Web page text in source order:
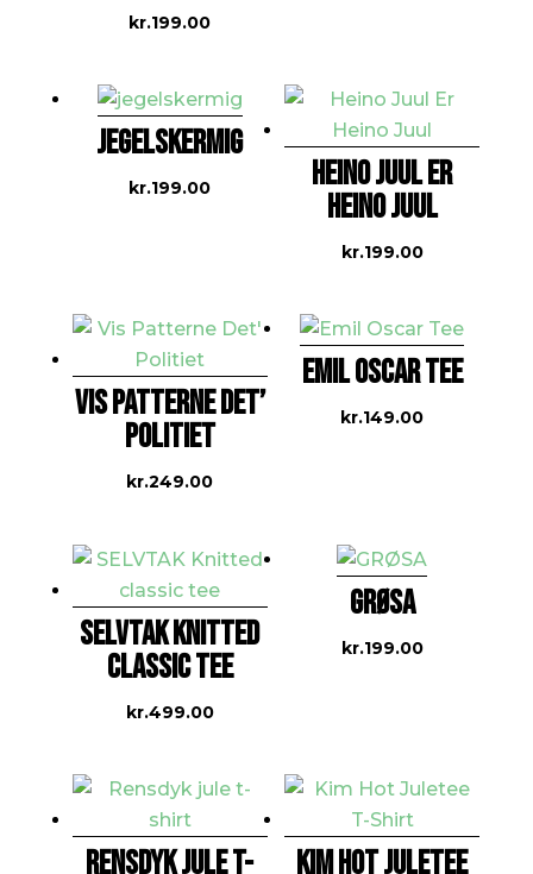
kr.199.00
JEGELSKERMIG
kr.199.00
HEINO JUUL ER
HEINO JUUL
kr.199.00
VIS PATTERNE DET’
POLITIET
kr.249.00
EMIL OSCAR TEE
kr.149.00
SELVTAK KNITTED
CLASSIC TEE
kr.499.00
GRØSA
kr.199.00
RENSDYK JULE T- KIM HOT JULETEE